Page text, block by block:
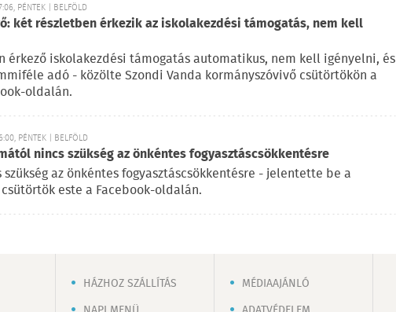
PÉNTEK | BELFÖLD
két részletben érkezik az iskolakezdési támogatás, nem kell
érkező iskolakezdési támogatás automatikus, nem kell igényelni, és
adó - közölte Szondi Vanda kormányszóvivő csütörtökön a
oldalán.
PÉNTEK | BELFÖLD
nincs szükség az önkéntes fogyasztáscsökkentésre
az önkéntes fogyasztáscsökkentésre - jelentette be a
este a Facebook-oldalán.
HÁZHOZ SZÁLLÍTÁS
MÉDIAAJÁNLÓ